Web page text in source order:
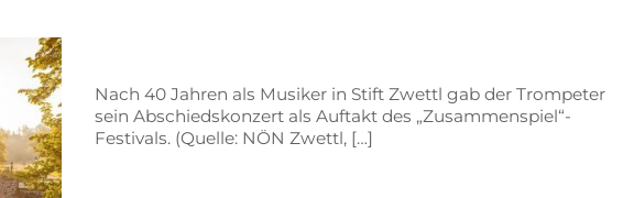
Nach 40 Jah­ren als Mu­si­ker in Stift Zwettl gab der Trom­pe­ter
sein Ab­schieds­kon­zert als Auf­takt des „Zusammenspiel“-
Festivals. (Quel­le: NÖN Zwettl, […]